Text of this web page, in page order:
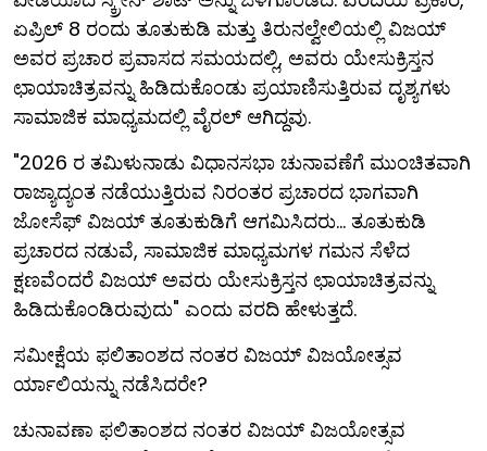
ಏಪ್ರಿಲ್ 8 ರಂದು ತೂತುಕುಡಿ ಮತ್ತು ತಿರುನಲ್ವೇಲಿಯಲ್ಲಿ ವಿಜಯ್
ಅವರ ಪ್ರಚಾರ ಪ್ರವಾಸದ ಸಮಯದಲ್ಲಿ, ಅವರು ಯೇಸುಕ್ರಿಸ್ತನ
ಛಾಯಾಚಿತ್ರವನ್ನು ಹಿಡಿದುಕೊಂಡು ಪ್ರಯಾಣಿಸುತ್ತಿರುವ ದೃಶ್ಯಗಳು
ಸಾಮಾಜಿಕ ಮಾಧ್ಯಮದಲ್ಲಿ ವೈರಲ್ ಆಗಿದ್ದವು.
"2026 ರ ತಮಿಳುನಾಡು ವಿಧಾನಸಭಾ ಚುನಾವಣೆಗೆ ಮುಂಚಿತವಾಗಿ
ರಾಜ್ಯಾದ್ಯಂತ ನಡೆಯುತ್ತಿರುವ ನಿರಂತರ ಪ್ರಚಾರದ ಭಾಗವಾಗಿ
ಜೋಸೆಫ್ ವಿಜಯ್ ತೂತುಕುಡಿಗೆ ಆಗಮಿಸಿದರು... ತೂತುಕುಡಿ
ಪ್ರಚಾರದ ನಡುವೆ, ಸಾಮಾಜಿಕ ಮಾಧ್ಯಮಗಳ ಗಮನ ಸೆಳೆದ
ಕ್ಷಣವೆಂದರೆ ವಿಜಯ್ ಅವರು ಯೇಸುಕ್ರಿಸ್ತನ ಛಾಯಾಚಿತ್ರವನ್ನು
ಹಿಡಿದುಕೊಂಡಿರುವುದು" ಎಂದು ವರದಿ ಹೇಳುತ್ತದೆ.
ಸಮೀಕ್ಷೆಯ ಫಲಿತಾಂಶದ ನಂತರ ವಿಜಯ್ ವಿಜಯೋತ್ಸವ
ರ್ಯಾಲಿಯನ್ನು ನಡೆಸಿದರೇ?
ಚುನಾವಣಾ ಫಲಿತಾಂಶದ ನಂತರ ವಿಜಯ್ ವಿಜಯೋತ್ಸವ